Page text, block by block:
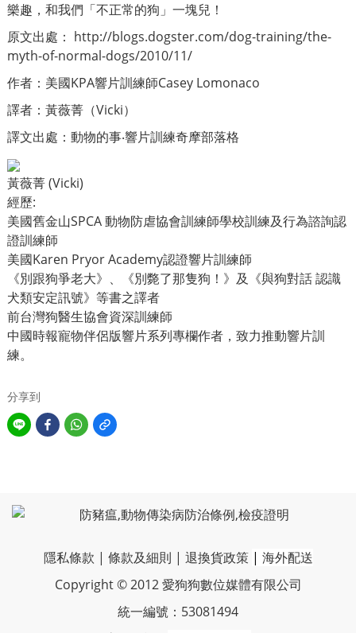
樂趣，和我們「不正常的狗」一塊兒！
原文出處： http://blogs.dogster.com/dog-training/the-
myth-of-normal-dogs/2010/11/
作者：美國KPA響片訓練師Casey Lomonaco
譯者：黃薇菁（Vicki）
譯文出處： 動物的事‧響片訓練奇摩部落格
黃薇菁 (Vicki)
經歷:
美國舊金山SPCA 動物防虐協會訓練師學校訓練及行為諮詢認
證訓練師
美國Karen Pryor Academy認證響片訓練師
《別跟狗爭老大》、《別斃了那隻狗！》及《與狗對話 認識
犬類安定訊號》等書之譯者
前台灣狗醫生協會資深訓練師
中國時報寵物伴侶版響片系列專欄作者，致力推動響片訓
練。
分享到
隱私條款 | 條款及細則 | 退換貨政策 | 海外配送
Copyright © 2012 愛狗狗數位媒體有限公司
統一編號：53081494